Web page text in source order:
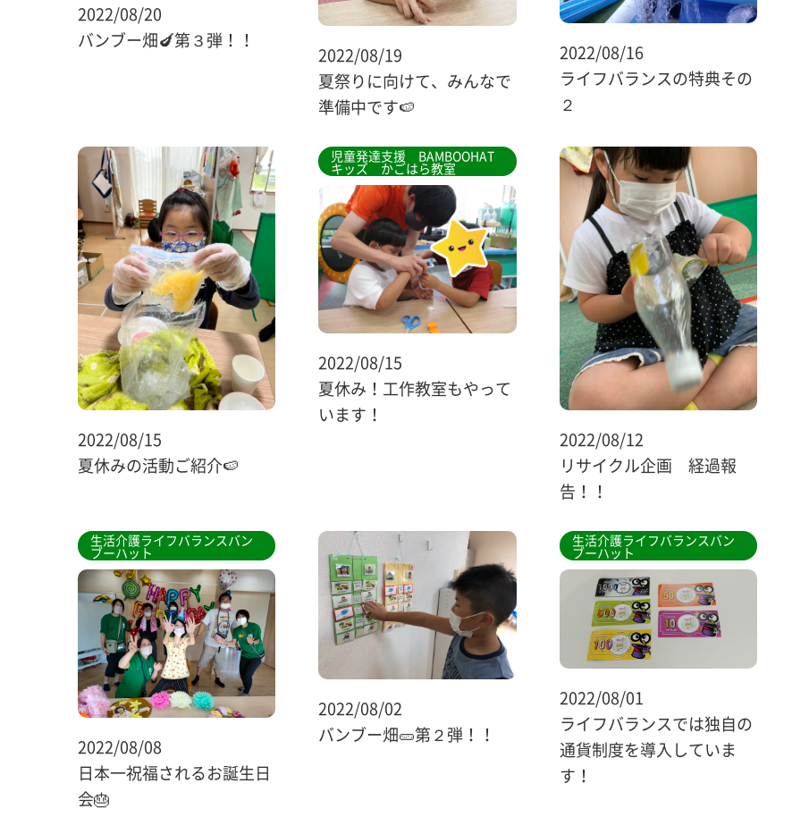
2022/08/20
バンブー畑🍆第３弾！！
2022/08/19
夏祭りに向けて、みんなで
準備中です🍉
2022/08/16
ライフバランスの特典その
２
2022/08/15
夏休みの活動ご紹介🍉
児童発達支援 BAMBOOHAT
キッズ かごはら教室
2022/08/15
夏休み！工作教室もやって
います！
2022/08/12
リサイクル企画 経過報
告！！
生活介護ライフバランスバン
ブーハット
2022/08/08
日本一祝福されるお誕生日
会🎂
2022/08/02
バンブー畑🥒第２弾！！
生活介護ライフバランスバン
ブーハット
2022/08/01
ライフバランスでは独自の
通貨制度を導入していま
す！